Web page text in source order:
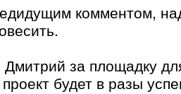
комментом,
Дмитрий за площадку
будет в разы